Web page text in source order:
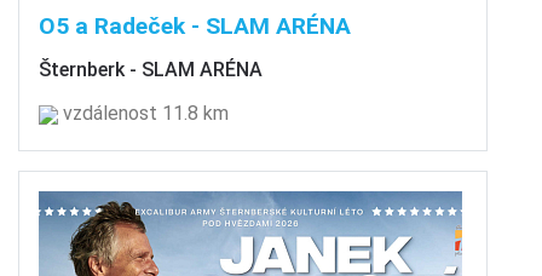
O5 a Radeček - SLAM ARÉNA
Šternberk - SLAM ARÉNA
vzdálenost 11.8 km